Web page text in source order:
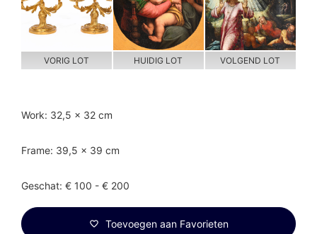
VORIG LOT HUIDIG LOT VOLGEND LOT
Work: 32,5 x 32 cm
Frame: 39,5 x 39 cm
Geschat: € 100 - € 200
Toevoegen aan Favorieten